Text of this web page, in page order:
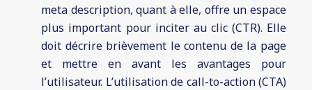
meta description, quant à elle, offre un espace
plus important pour inciter au clic (CTR). Elle
doit décrire brièvement le contenu de la page
et mettre en avant les avantages pour
l’utilisateur. L’utilisation de call-to-action (CTA)